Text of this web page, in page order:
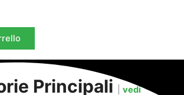
Principali
vedi